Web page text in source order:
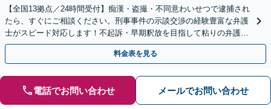
【全国13拠点／24時間受付】痴漢・盗撮・不同意わいせつで逮捕され
たら、すぐにご相談ください。刑事事件の示談交渉の経験豊富な弁護
士がスピード対応します！不起訴・早期釈放を目指して粘りの弁護活
動を行います。
料金表を見る
電話でお問い合わせ メールでお問い合わせ